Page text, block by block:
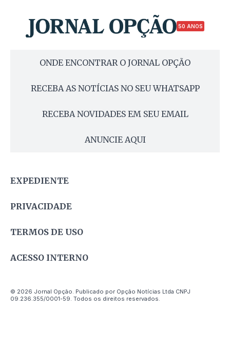
50 ANOS
ONDE ENCONTRAR O JORNAL OPÇÃO
RECEBA AS NOTÍCIAS NO SEU WHATSAPP
RECEBA NOVIDADES EM SEU EMAIL
ANUNCIE AQUI
EXPEDIENTE
PRIVACIDADE
TERMOS DE USO
ACESSO INTERNO
© 2026 Jornal Opção. Publicado por Opção Notícias Ltda CNPJ
09.236.355/0001-59. Todos os direitos reservados.